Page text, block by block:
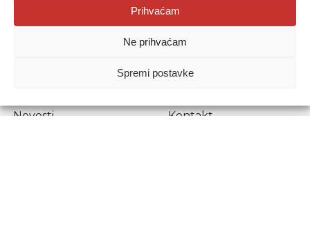
Prihvaćam
Ne prihvaćam
Spremi postavke
Agencija za odgoj i obrazovanje
Donje Svetice 38, 10000 Zagreb
1778129
Prenošenje sadržaja dopušteno je uz navođenje izvora.
Novosti
Kontakt